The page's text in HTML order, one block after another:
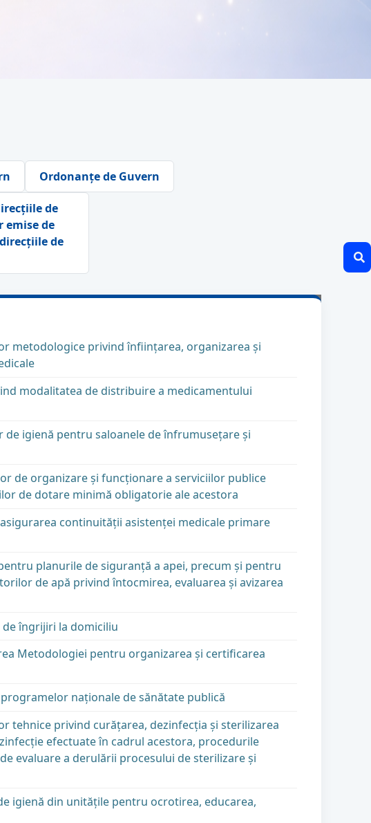
Ordonanțe de Guvern
de
metodologice privind înfiinţarea, organizarea şi
modalitatea de distribuire a medicamentului
igienă pentru saloanele de înfrumuseţare şi
de organizare şi funcţionare a serviciilor publice
de dotare minimă obligatorie ale acestora
continuităţii asistenţei medicale primare
planurile de siguranţă a apei, precum şi pentru
de apă privind întocmirea, evaluarea şi avizarea
de îngrijiri la domiciliu
Metodologiei pentru organizarea şi certificarea
naţionale de sănătate publică
tehnice privind curăţarea, dezinfecţia şi sterilizarea
efectuate în cadrul acestora, procedurile
evaluare a derulării procesului de sterilizare şi
igienă din unităţile pentru ocrotirea, educarea,